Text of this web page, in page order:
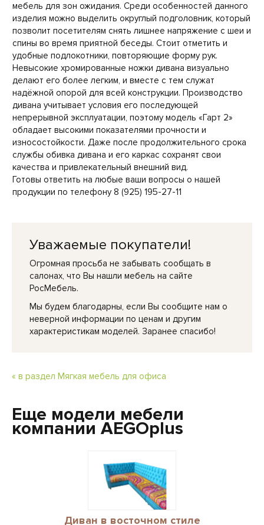
мебель для зон ожидания. Среди особенностей данного
изделия можно выделить округлый подголовник, который
позволит посетителям снять лишнее напряжение с шеи и
спины во время приятной беседы. Стоит отметить и
удобные подлокотники, повторяющие форму рук.
Невысокие хромированные ножки дивана визуально
делают его более легким, и вместе с тем служат
надёжной опорой для всей конструкции. Производство
дивана учитывает условия его последующей
непрерывной эксплуатации, поэтому модель «Гарт 2»
обладает высокими показателями прочности и
износостойкости. Даже после продолжительного срока
службы обивка дивана и его каркас сохранят свои
качества и привлекательный внешний вид.
Готовы ответить на любые ваши вопросы о нашей
продукции по телефону 8 (925) 195-27-11
Уважаемые покупатели!
Огромная просьба не забывать сообщать в
салонах, что Вы нашли мебель на сайте
РосМебель.
Мы будем благодарны, если Вы сообщите нам о
неверной информации по ценам и другим
характеристикам моделей. Заранее спасибо!
« в раздел Мягкая мебель для офиса
Еще модели мебели
компании AEGOplus
Диван в восточном стиле